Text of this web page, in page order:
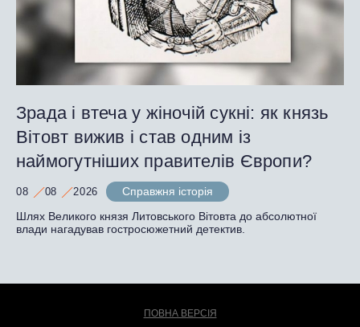
Зрада і втеча у жіночій сукні: як князь
Вітовт вижив і став одним із
наймогутніших правителів Європи?
08 08 2026
Справжня історія
Шлях Великого князя Литовського Вітовта до абсолютної
влади нагадував гостросюжетний детектив.
ПОВНА ВЕРСІЯ